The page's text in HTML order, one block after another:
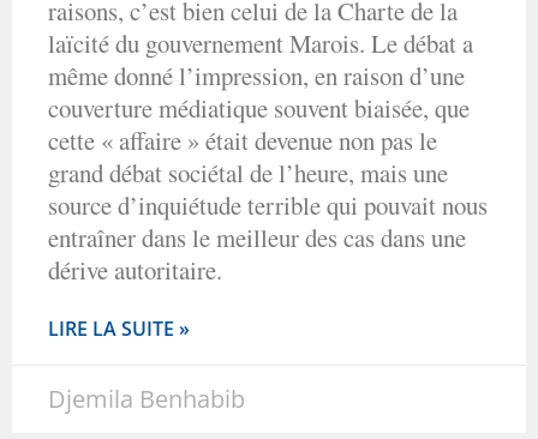
raisons, c’est bien celui de la Charte de la
laïcité du gouvernement Marois. Le débat a
même donné l’impression, en raison d’une
couverture médiatique souvent biaisée, que
cette « affaire » était devenue non pas le
grand débat sociétal de l’heure, mais une
source d’inquiétude terrible qui pouvait nous
entraîner dans le meilleur des cas dans une
dérive autoritaire.
LIRE LA SUITE »
Djemila Benhabib